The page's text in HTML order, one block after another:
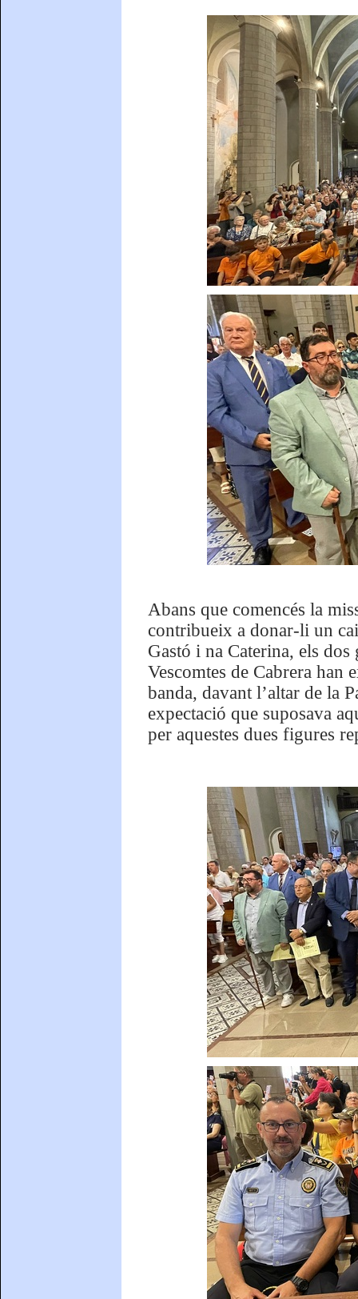
Abans que comencés la
contribueix a donar-li un
Gastó i na Caterina, els
Vescomtes de Cabrera han
banda, davant l’altar de la
expectació que suposava
per aquestes dues figures